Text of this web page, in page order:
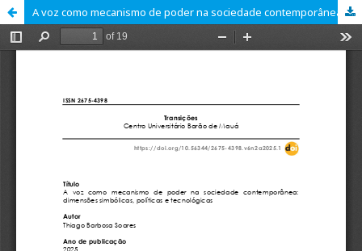
A voz como mecanismo de poder na sociedade contemporânea: dimensões simbólicas, políticas e tecnológicas